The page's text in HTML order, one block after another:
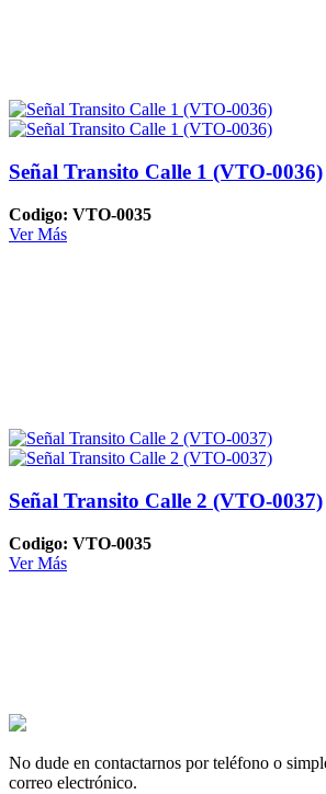
Señal Transito Calle 1 (VTO-0036)
Codigo: VTO-0035
Ver Más
Señal Transito Calle 2 (VTO-0037)
Codigo: VTO-0035
Ver Más
No dude en contactarnos por teléfono o
correo electrónico.